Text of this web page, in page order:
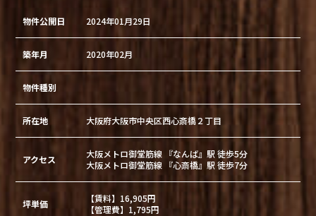
物件公開日 2024年01月29日
築年月 2020年02月
物件種別
所在地 大阪府大阪市中央区西心斎橋２丁目
アクセス
大阪メトロ御堂筋線 『なんば』駅 徒歩5分
大阪メトロ御堂筋線 『心斎橋』駅 徒歩7分
坪単価
【賃料】16,905円
【管理費】1,795円